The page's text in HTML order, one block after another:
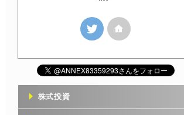
株式投資